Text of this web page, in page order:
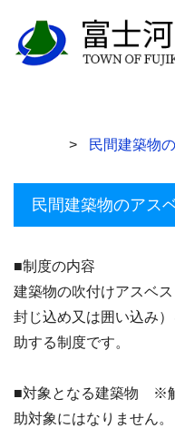
民間建築物
民間建築物のアス
■制度の内容
建築物の吹付けアスベ
封じ込め又は囲い込み
助する制度です。
■対象となる建築物 ※
助対象にはなりません。